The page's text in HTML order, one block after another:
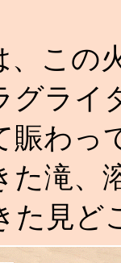
この
グライ
賑わっ
た滝、
た見ど